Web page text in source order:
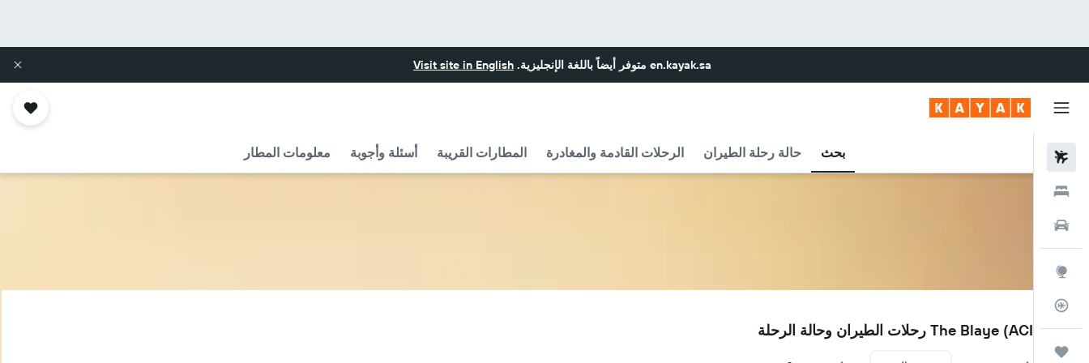
en.kayak.sa متوفر أيضاً باللغة الإنجليزية. Visit site in English
بحث حالة رحلة الطيران الرحلات القادمة والمغادرة المطارات القريبة أسئلة وأجوبة معلومات المطار
ACI
مطار The Blaye (ACI) رحلات الطيران وحالة الرحلة